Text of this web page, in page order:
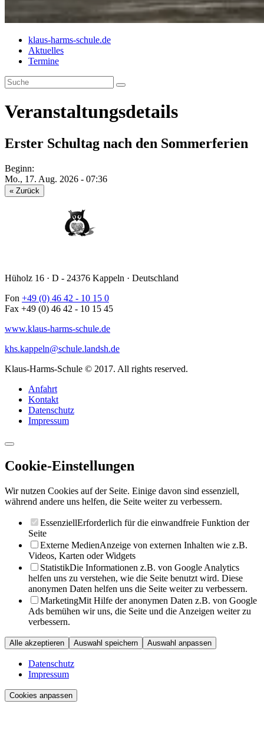
klaus-harms-schule.de
Aktuelles
Termine
Veranstaltungs­details
Erster Schultag nach den Sommerferien
Beginn:
Mo., 17. Aug. 2026 - 07:36
« Zurück
Hüholz 16 · D - 24376 Kappeln · Deutschland
Fon +49 (0) 46 42 - 10 15 0
Fax +49 (0) 46 42 - 10 15 45
www.klaus-harms-schule.de
khs.kappeln@schule.landsh.de
Klaus-Harms-Schule © 2017. All rights reserved.
Anfahrt
Kontakt
Datenschutz
Impressum
Cookie-Einstellungen
Wir nutzen Cookies auf der Seite. Einige davon sind essenziell,
während andere uns helfen, die Seite weiter zu verbessern.
EssenziellErforderlich für die einwandfreie Funktion der
Seite
Externe MedienAnzeige von externen Inhalten wie z.B.
Videos, Karten oder Widgets
StatistikDie Informationen z.B. von Google Analytics
helfen uns zu verstehen, wie die Seite benutzt wird. Diese
anonymen Daten helfen uns die Seite weiter zu verbessern.
MarketingMit Hilfe der anonymen Daten z.B. von Google
Ads bemühen wir uns, die Seite und die Anzeigen weiter zu
verbessern.
Alle akzeptieren Auswahl speichern Auswahl anpassen
Datenschutz
Impressum
Cookies anpassen